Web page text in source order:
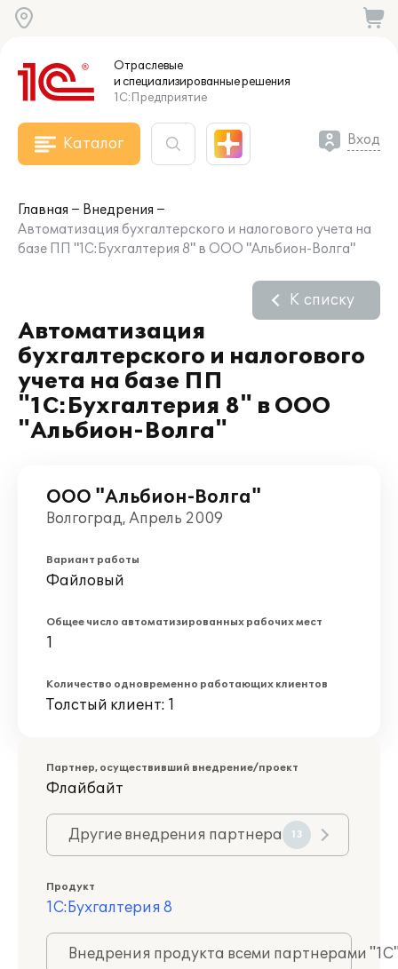
Отраслевые
и специализированныерешения
1С:Предприятие
Каталог Вход
Главная
Внедрения
Автоматизация бухгалтерского и налогового учета на
базе ПП "1С:Бухгалтерия 8" в ООО "Альбион-Волга"
Автоматизация
бухгалтерского и налогового
учета на базе ПП
"1С:Бухгалтерия 8" в ООО
"Альбион-Волга"
К списку
ООО "Альбион-Волга"
Волгоград, Апрель 2009
Вариант работы
Файловый
Общее число автоматизированных рабочих мест
1
Количество одновременно работающих клиентов
Толстый клиент: 1
Партнер, осуществивший внедрение/проект
Флайбайт
Другие внедрения партнера 13
Продукт
1С:Бухгалтерия 8
Внедрения продукта всеми партнерами